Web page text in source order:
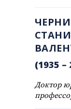
(1935 –
Доктор